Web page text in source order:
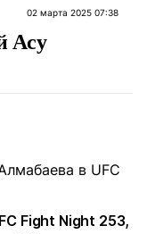
02 марта 2025 07:38
Асу
Fight Night 253,